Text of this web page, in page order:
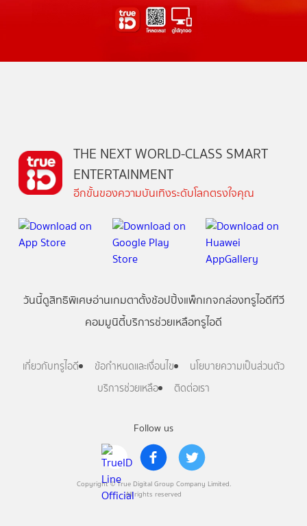
Follow us
Copyright © True Digital Group Company Limited.
All rights reserved
THE NEXT WORLD-CLASS SMART
ENTERTAINMENT
อีกขั้นของความบันเทิงระดับโลกตรงใจคุณ
วันนี้ดูสิทธิพิเศษอ่านเกมตาตั้งช้อปปิ้งแพ็กเกจกล่องทรูไอดีทีวี
คอมมูนิตี้บริการช่วยเหลือทรูไอดี
เกี่ยวกับทรูไอดี ข้อกำหนดและเงื่อนไข
นโยบายความเป็นส่วนตัว
บริการช่วยเหลือ
ติดต่อเรา